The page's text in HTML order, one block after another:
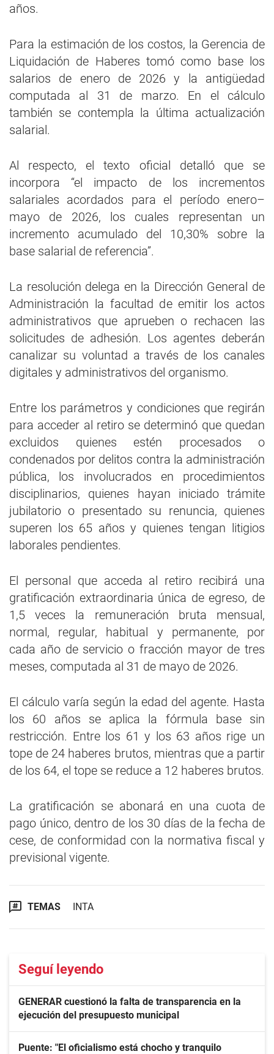
años.
Para la estimación de los costos, la Gerencia de
Liquidación de Haberes tomó como base los
salarios de enero de 2026 y la antigüedad
computada al 31 de marzo. En el cálculo
también se contempla la última actualización
salarial.
Al respecto, el texto oficial detalló que se
incorpora “el impacto de los incrementos
salariales acordados para el período enero–
mayo de 2026, los cuales representan un
incremento acumulado del 10,30% sobre la
base salarial de referencia”.
La resolución delega en la Dirección General de
Administración la facultad de emitir los actos
administrativos que aprueben o rechacen las
solicitudes de adhesión. Los agentes deberán
canalizar su voluntad a través de los canales
digitales y administrativos del organismo.
Entre los parámetros y condiciones que regirán
para acceder al retiro se determinó que quedan
excluidos quienes estén procesados o
condenados por delitos contra la administración
pública, los involucrados en procedimientos
disciplinarios, quienes hayan iniciado trámite
jubilatorio o presentado su renuncia, quienes
superen los 65 años y quienes tengan litigios
laborales pendientes.
El personal que acceda al retiro recibirá una
gratificación extraordinaria única de egreso, de
1,5 veces la remuneración bruta mensual,
normal, regular, habitual y permanente, por
cada año de servicio o fracción mayor de tres
meses, computada al 31 de mayo de 2026.
El cálculo varía según la edad del agente. Hasta
los 60 años se aplica la fórmula base sin
restricción. Entre los 61 y los 63 años rige un
tope de 24 haberes brutos, mientras que a partir
de los 64, el tope se reduce a 12 haberes brutos.
La gratificación se abonará en una cuota de
pago único, dentro de los 30 días de la fecha de
cese, de conformidad con la normativa fiscal y
previsional vigente.
TEMAS INTA
Seguí leyendo
GENERAR cuestionó la falta de transparencia en la
ejecución del presupuesto municipal
Puente: "El oficialismo está chocho y tranquilo